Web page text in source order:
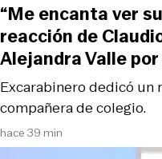
hace 39 min
Excarabinero dedicó un
compañera de colegio.
“Me encanta ver
reacción de
Alejandra Valle